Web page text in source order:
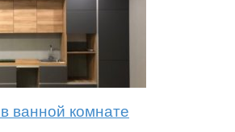
ванной комнате